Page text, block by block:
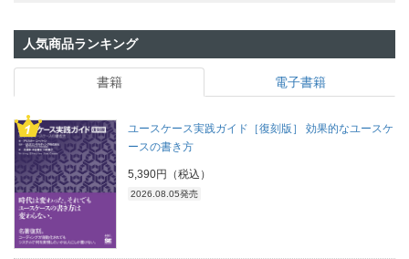
人気商品ランキング
書籍 電子書籍
ユースケース実践ガイド［復刻版］ 効果的なユースケ
ースの書き方
5,390円（税込）
2026.08.05発売